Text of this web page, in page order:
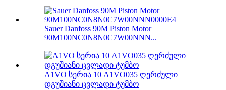
Sauer Danfoss 90M Piston Motor
90M100NC0N8N0C7W00NNN...
A1VO სერია 10 A1VO035 ღერძული
დგუშიანი ცვლადი ტუმბო